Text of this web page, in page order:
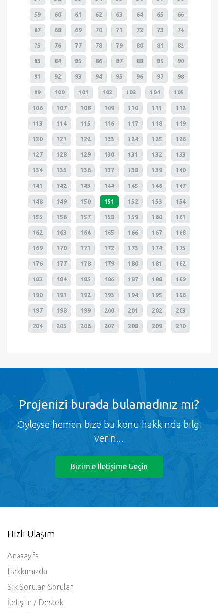
59 60 61 62 63 64 65 66
67 68 69 70 71 72 73 74
75 76 77 78 79 80 81 82
83 84 85 86 87 88 89 90
91 92 93 94 95 96 97 98
99 100 101 102 103 104 105
106 107 108 109 110 111 112
113 114 115 116 117 118 119
120 121 122 123 124 125 126
127 128 129 130 131 132 133
134 135 136 137 138 139 140
141 142 143 144 145 146 147
148 149 150 151 152 153 154
155 156 157 158 159 160 161
162 163 164 165 166 167 168
169 170 171 172 173 174 175
176 177 178 179 180 181 182
183 184 185 186 187 188 189
190 191 192 193 194 195 196
197 198 199 200 201 202 203
204 205 206 207 208 209 210
Projenizi burada bulamadınız mı?
Öyleyse hemen bize bu konu hakkında bilgi
verin...
Bizimle Iletişime Geçin
Hızlı Ulaşım
Anasayfa
Hakkımızda
Sık Sorulan Sorular
İletişim / Destek